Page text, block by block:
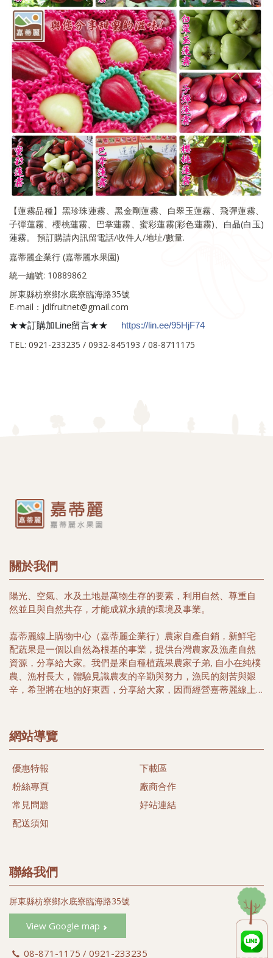
【蓮霧品種】黑珍珠蓮霧、黑金剛蓮霧、白翠玉蓮霧、飛彈蓮霧、
子彈蓮霧、櫻桃蓮霧、巴掌蓮霧、蜜彩蓮霧(彩色蓮霧)、白晶(白玉)
蓮霧。 預訂購請內訊留電話/收件人/地址/數量.
嘉蒂麗企業行 (嘉蒂麗水果園)
統一編號: 10889862
屏東縣枋寮鄉水底寮臨海路35號
E-mail：jdlfruitnet@gmail.com
★★訂購加Line留言★★ https://lin.ee/95HjF74
TEL: 0921-233235 / 0932-845193 / 08-8711175
關於我們
陽光、空氣、水及土地是萬物生存的要素，利用自然、尊重自
然並且與自然共存，才能成就永續的環境及事業。
嘉蒂麗線上購物中心（嘉蒂麗企業行）農家自產自銷，新鮮宅
配蔬果是一個以自然為根基的事業，提供台灣農家及漁產自然
資源，分享給大家。我們是來自種植蔬果農家子弟, 自小在純樸
農、漁村長大，體驗見識農友的辛勤與努力，漁民的刻苦與艱
辛，希望將在地的好東西，分享給大家，因而經營嘉蒂麗線上
多一項選擇，多一份體驗台灣漁米之鄉的好味道。
尊重自然土地生態，落實有機生活為目標、推行發展當地農漁
特產，希望能以微簿力量，為大家找尋當地健康安心好食材。
樂活生命盡一份心力。
#蜜彩蓮霧禮盒 (#彩色蓮霧禮盒)
#白翠玉蓮霧 (#綠色蓮霧)
#蜜彩黑金 (#飛彈蓮霧)
#蜜彩巴掌 (#巴掌蓮霧)
#蜜彩子彈 (#子彈蓮霧)
網站導覽
優惠特報
粉絲專頁
常見問題
配送須知
下載區
廠商合作
好站連結
聯絡我們
屏東縣枋寮鄉水底寮臨海路35號
View Google map
08-871-1175 / 0921-233235